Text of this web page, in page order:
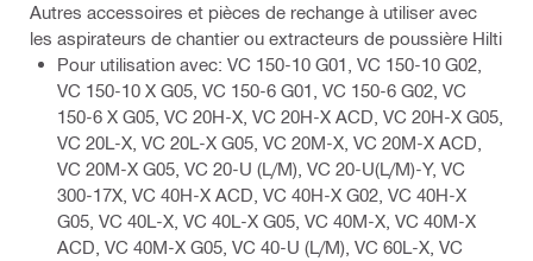
Autres accessoires et pièces de rechange à utiliser avec
les aspirateurs de chantier ou extracteurs de poussière Hilti
Pour utilisation avec: VC 150-10 G01, VC 150-10 G02,
VC 150-10 X G05, VC 150-6 G01, VC 150-6 G02, VC
150-6 X G05, VC 20H-X, VC 20H-X ACD, VC 20H-X G05,
VC 20L-X, VC 20L-X G05, VC 20M-X, VC 20M-X ACD,
VC 20M-X G05, VC 20-U (L/M), VC 20-U(L/M)-Y, VC
300-17X, VC 40H-X ACD, VC 40H-X G02, VC 40H-X
G05, VC 40L-X, VC 40L-X G05, VC 40M-X, VC 40M-X
ACD, VC 40M-X G05, VC 40-U (L/M), VC 60L-X, VC